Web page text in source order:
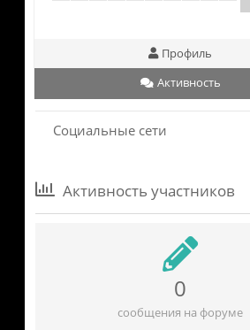
Профиль
Активность
Социальные сети
Активность участников
0
сообщения на форуме